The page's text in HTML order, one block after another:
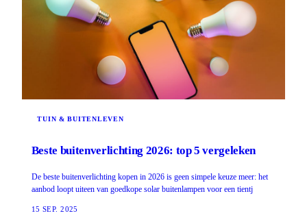
TUIN & BUITENLEVEN
Beste buitenverlichting 2026: top 5 vergeleken
De beste buitenverlichting kopen in 2026 is geen simpele keuze meer: het
aanbod loopt uiteen van goedkope solar buitenlampen voor een tientj
15 SEP. 2025